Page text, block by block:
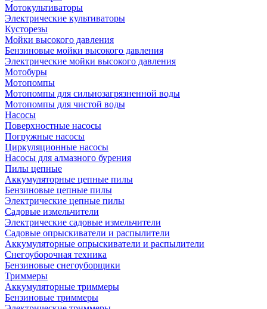
Мотокультиваторы
Электрические культиваторы
Кусторезы
Мойки высокого давления
Бензиновые мойки высокого давления
Электрические мойки высокого давления
Мотобуры
Мотопомпы
Мотопомпы для сильнозагрязненной воды
Мотопомпы для чистой воды
Насосы
Поверхностные насосы
Погружные насосы
Циркуляционные насосы
Насосы для алмазного бурения
Пилы цепные
Аккумуляторные цепные пилы
Бензиновые цепные пилы
Электрические цепные пилы
Садовые измельчители
Электрические садовые измельчители
Садовые опрыскиватели и распылители
Аккумуляторные опрыскиватели и распылители
Снегоуборочная техника
Бензиновые снегоуборщики
Триммеры
Аккумуляторные триммеры
Бензиновые триммеры